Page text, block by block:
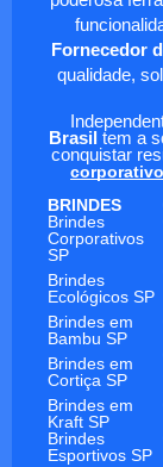
Fornecedor
qualidade,
Brasil tem a
conquistar
BRINDES
Brindes
Corporativos
SP
Brindes
Ecológicos SP
Brindes em
Bambu SP
Brindes em
Cortiça SP
Brindes em
Kraft SP
Brindes
Esportivos SP